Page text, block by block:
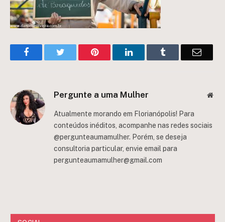
FacebookTwitter Pinterest LinkedInTumblr Email
Pergunte a uma Mulher
Atualmente morando em Florianópolis! Para
conteúdos inéditos, acompanhe nas redes sociais
@pergunteaumamulher. Porém, se deseja
consultoria particular, envie email para
pergunteaumamulher@gmail.com